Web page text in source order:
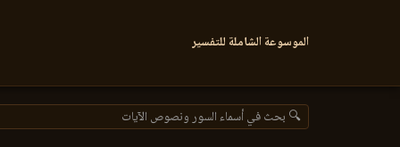
الموسوعة الشاملة للتفسير
🔍 بحث في أسماء السور ونصوص الآيات